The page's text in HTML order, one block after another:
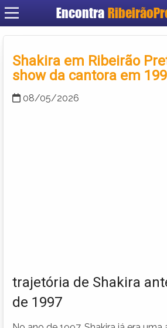
Encontra
Cadastrar
Criar conta
Shakira em Ribeirão
show da cantora em
08/05/2026
trajetória de Shakira
de 1997